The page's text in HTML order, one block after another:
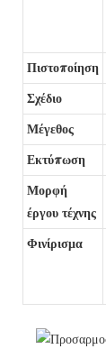
Πιστοποίηση
Σχέδιο
Μέγεθος
Εκτύπωση
Μορφή
έργου τέχνης
Φινίρισμα